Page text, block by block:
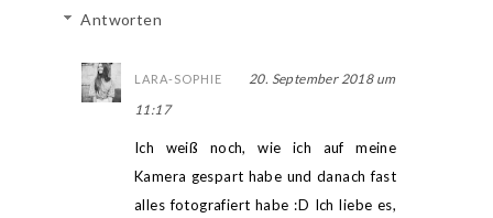
Antworten
LARA-SOPHIE
20. September 2018 um
11:17
Ich weiß noch, wie ich auf meine
Kamera gespart habe und danach fast
alles fotografiert habe :D Ich liebe es,